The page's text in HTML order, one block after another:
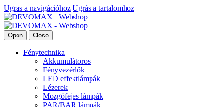
Ugrás a navigációhoz Ugrás a tartalomhoz
Open Close
Fénytechnika
Akkumulátoros
Fényvezérlők
LED effektlámpák
Lézerek
Mozgófejes lámpák
PAR/BAR lámpák